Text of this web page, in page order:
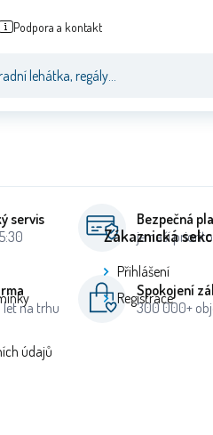
Podpora a kontakt
servis
Bezpečná
je naší
let na trhu
Spokojení
300 000+
údajů
Zákaznická
Přihlášení
Registrace